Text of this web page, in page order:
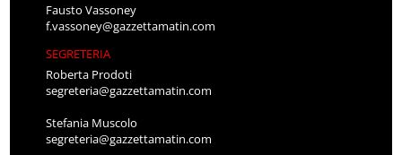
Fausto Vassoney
f.vassoney@gazzettamatin.com
SEGRETERIA
Roberta Prodoti
segreteria@gazzettamatin.com
Stefania Muscolo
segreteria@gazzettamatin.com